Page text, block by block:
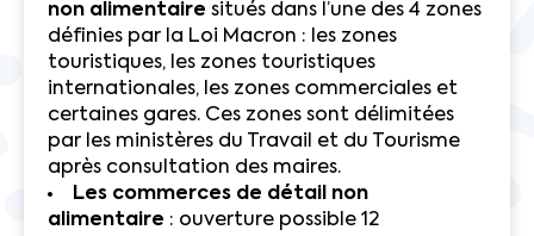
non alimentaire situés dans l’une des 4 zones
définies par la Loi Macron : les zones
touristiques, les zones touristiques
internationales, les zones commerciales et
certaines gares. Ces zones sont délimitées
par les ministères du Travail et du Tourisme
après consultation des maires.
Les commerces de détail non
alimentaire : ouverture possible 12